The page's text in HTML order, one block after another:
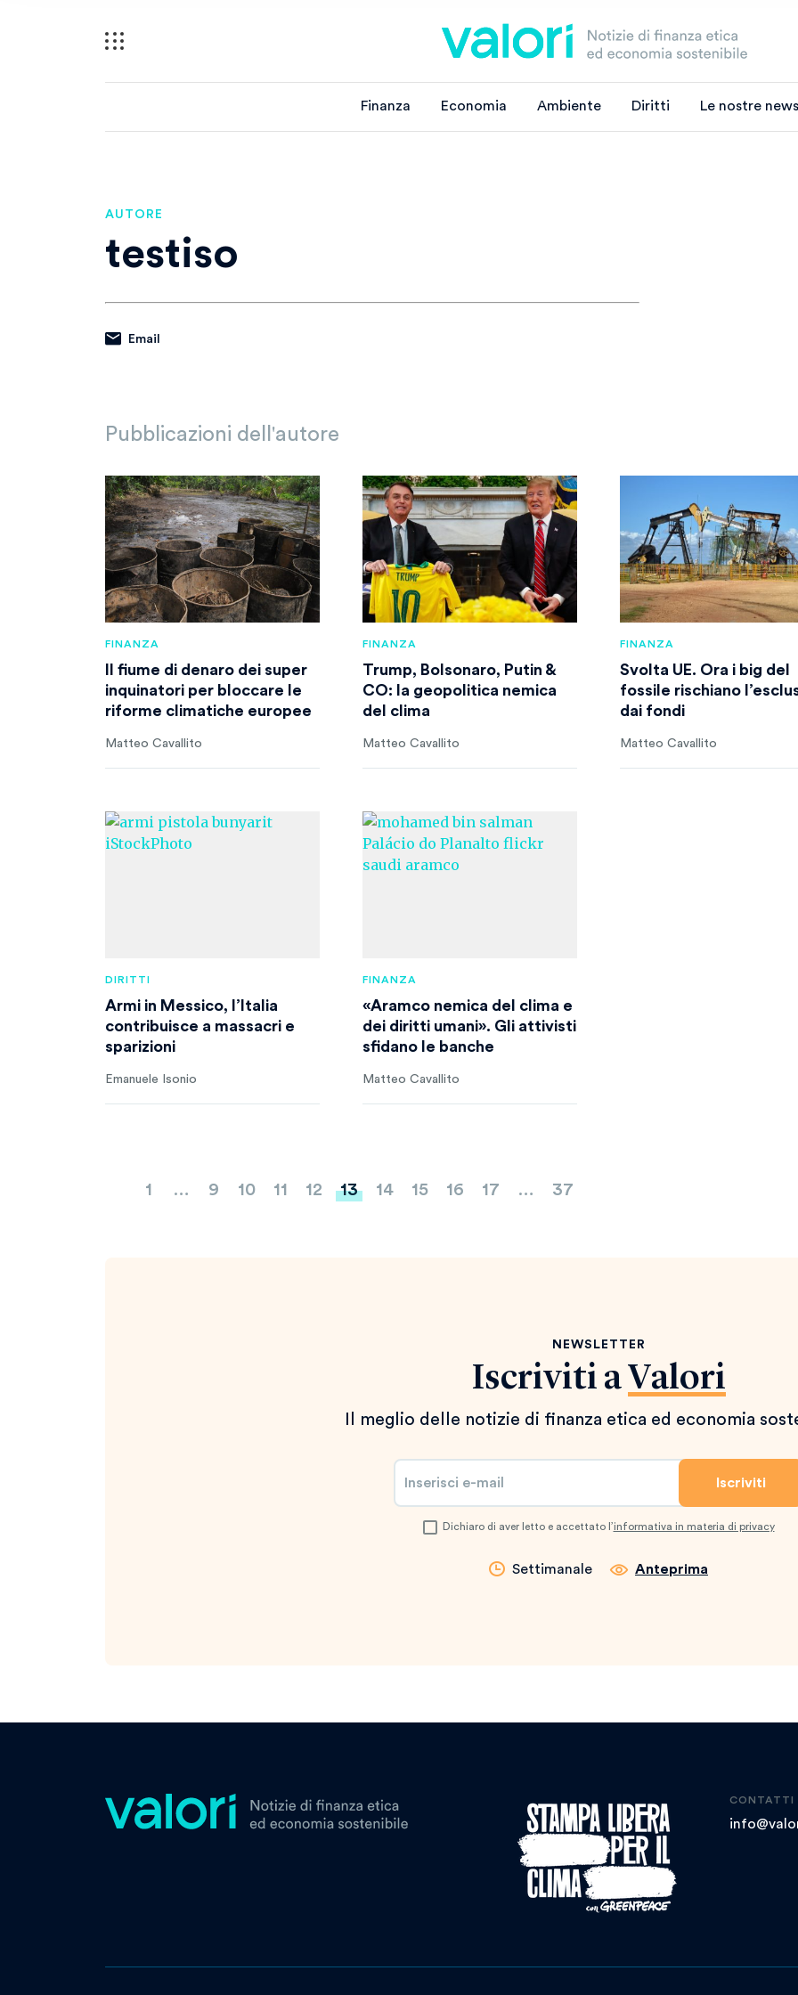
Finanza Economia Ambiente Diritti Le nostre
AUTORE
testiso
Email
Pubblicazioni dell'autore
FINANZA
Il fiume di denaro dei super
inquinatori per bloccare le
riforme climatiche europee
Matteo Cavallito
FINANZA
Trump, Bolsonaro, Putin &
CO: la geopolitica nemica
del clima
Matteo Cavallito
FINANZA
Svolta UE. Ora i big del
fossile rischiano
dai fondi
Matteo Cavallito
DIRITTI
Armi in Messico, l’Italia
contribuisce a massacri e
sparizioni
Emanuele Isonio
FINANZA
«Aramco nemica del clima e
dei diritti umani». Gli attivisti
sfidano le banche
Matteo Cavallito
Paginazione
1 … 9 10 11 12 13 14 15 16 17 … 37
NEWSLETTER
Iscriviti a Valori
Il meglio delle notizie di finanza etica ed economia
Dichiaro di aver letto e accettato l’informativa in materia di privacy
Settimanale Anteprima
CONTATTI